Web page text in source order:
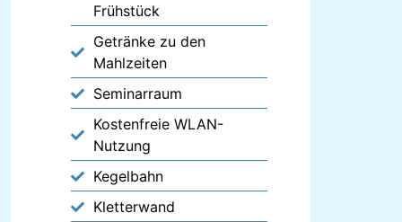
Frühstück
Getränke zu den
Mahlzeiten
Seminarraum
Kostenfreie WLAN-
Nutzung
Kegelbahn
Kletterwand